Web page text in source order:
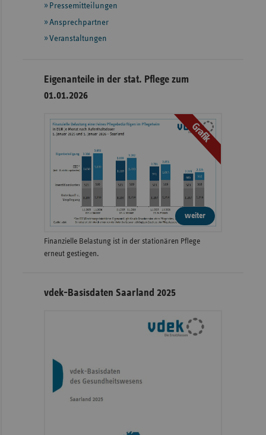
Pressemitteilungen
Ansprechpartner
Veranstaltungen
Eigenanteile in der stat. Pflege zum
01.01.2026
Grafik
weiter
Finanzielle Belastung ist in der stationären Pflege
erneut gestiegen.
vdek-Basisdaten Saarland 2025